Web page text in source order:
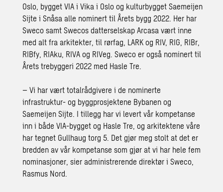
Oslo, bygget VIA i Vika i Oslo og kulturbygget Saemeijen
Sijte i Snåsa alle nominert til Årets bygg 2022. Her har
Sweco samt Swecos datterselskap Arcasa vært inne
med alt fra arkitekter, til rørfag, LARK og RIV, RIG, RIBr,
RIBfy, RIAku, RIVA og RIVeg. Sweco er også nominert til
Årets trebyggeri 2022 med Hasle Tre.
– Vi har vært totalrådgivere i de nominerte
infrastruktur- og byggprosjektene Bybanen og
Saemeijen Sijte. I tillegg har vi levert vår kompetanse
inn i både VIA-bygget og Hasle Tre, og arkitektene våre
har tegnet Gullhaug torg 5. Det gjør meg stolt at det er
bredden av vår kompetanse som gjør at vi har hele fem
nominasjoner, sier administrerende direktør i Sweco,
Rasmus Nord.